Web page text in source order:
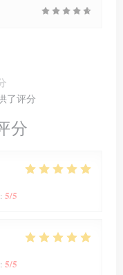
分
: 5/5
: 5/5
了评分